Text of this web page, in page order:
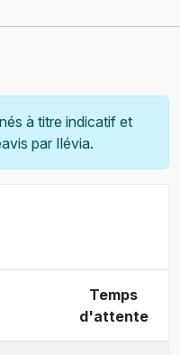
à titre indicatif et
par Ilévia.
Temps
d'attente